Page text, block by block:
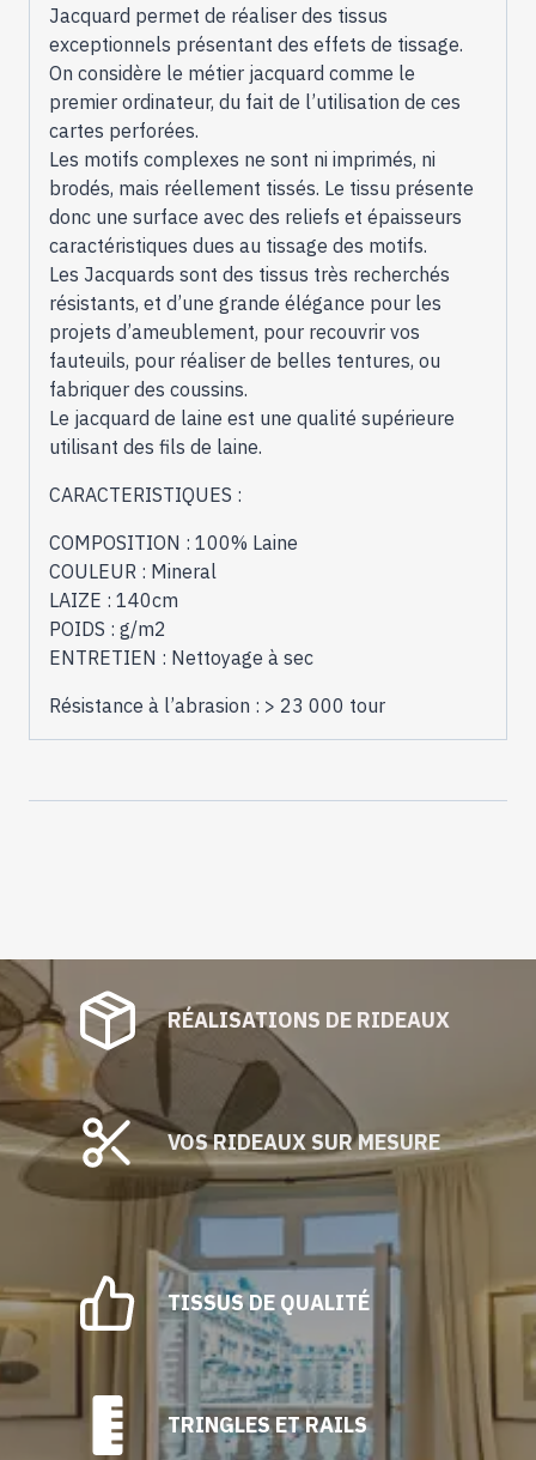
Jacquard permet de réaliser des tissus
exceptionnels présentant des effets de tissage.
On considère le métier jacquard comme le
premier ordinateur, du fait de l’utilisation de ces
cartes perforées.
Les motifs complexes ne sont ni imprimés, ni
brodés, mais réellement tissés. Le tissu présente
donc une surface avec des reliefs et épaisseurs
caractéristiques dues au tissage des motifs.
Les Jacquards sont des tissus très recherchés
résistants, et d’une grande élégance pour les
projets d’ameublement, pour recouvrir vos
fauteuils, pour réaliser de belles tentures, ou
fabriquer des coussins.
Le jacquard de laine est une qualité supérieure
utilisant des fils de laine.
CARACTERISTIQUES :
COMPOSITION : 100% Laine
COULEUR : Mineral
LAIZE : 140cm
POIDS : g/m2
ENTRETIEN : Nettoyage à sec
Résistance à l’abrasion : > 23 000 tour
RÉALISATIONS DE RIDEAUX
VOS RIDEAUX SUR MESURE
TISSUS DE QUALITÉ
TRINGLES ET RAILS